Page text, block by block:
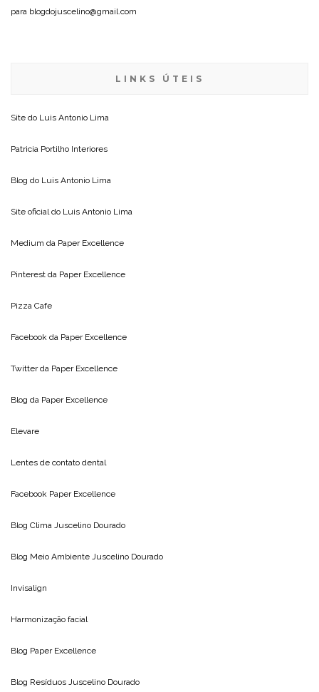
para blogdojuscelino@gmail.com
LINKS ÚTEIS
Site do Luis Antonio Lima
Patricia Portilho Interiores
Blog do Luis Antonio Lima
Site oficial do Luis Antonio Lima
Medium da Paper Excellence
Pinterest da Paper Excellence
Pizza Cafe
Facebook da Paper Excellence
Twitter da Paper Excellence
Blog da Paper Excellence
Elevare
Lentes de contato dental
Facebook Paper Excellence
Blog Clima Juscelino Dourado
Blog Meio Ambiente Juscelino Dourado
Invisalign
Harmonização facial
Blog Paper Excellence
Blog Resíduos Juscelino Dourado